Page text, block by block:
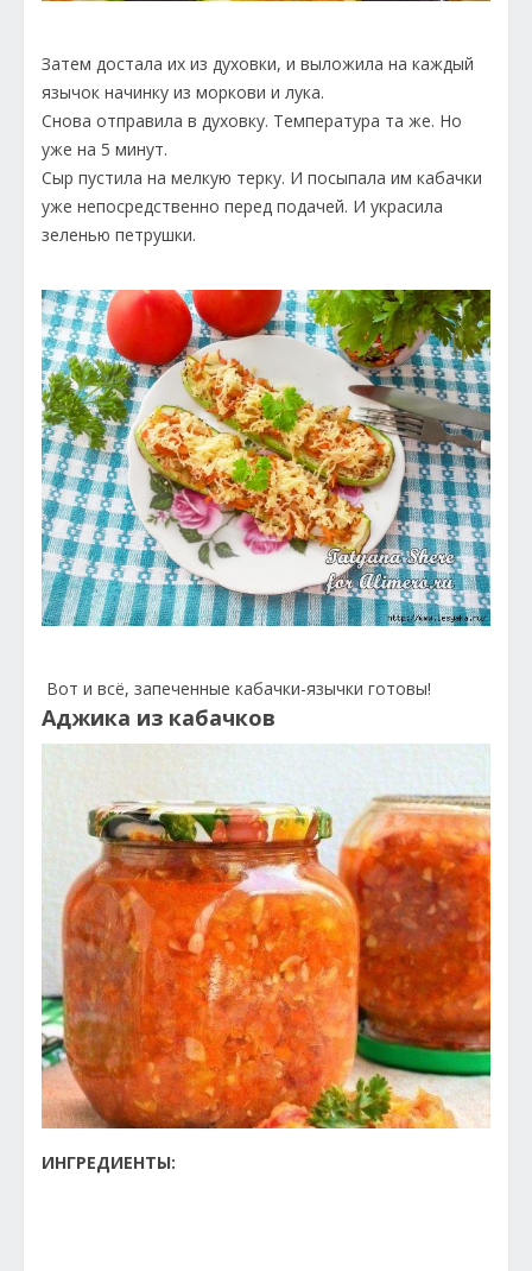
Затем достала их из духовки, и выложила на каждый
язычок начинку из моркови и лука.
Снова отправила в духовку. Температура та же. Но
уже на 5 минут.
Сыр пустила на мелкую терку. И посыпала им кабачки
уже непосредственно перед подачей. И украсила
зеленью петрушки.
Вот и всё, запеченные кабачки-язычки готовы!
Аджика из кабачков
ИНГРЕДИЕНТЫ: